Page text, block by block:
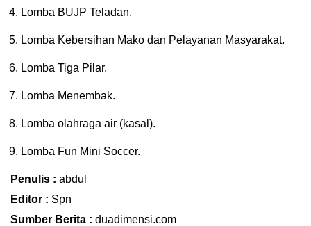
Lomba BUJP Teladan.
Lomba Kebersihan Mako dan Pelayanan Masyarakat.
Lomba Tiga Pilar.
Lomba Menembak.
Lomba olahraga air (kasal).
Lomba Fun Mini Soccer.
Penulis : abdul
Editor : Spn
Sumber Berita : duadimensi.com